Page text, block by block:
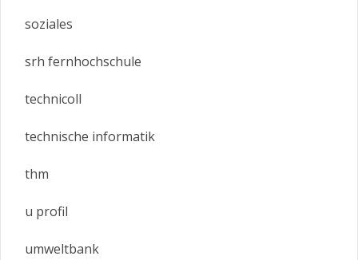
soziales
srh fernhochschule
technicoll
technische informatik
thm
u profil
umweltbank